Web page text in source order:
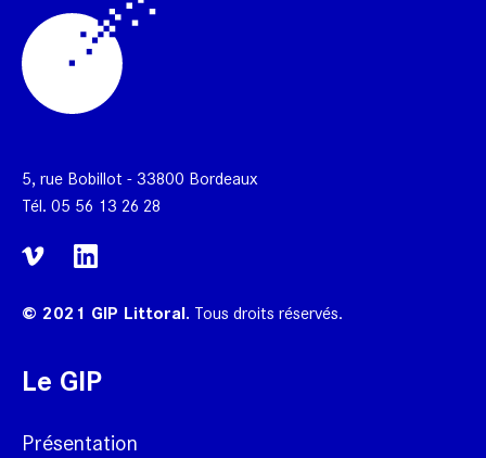
5, rue Bobillot - 33800 Bordeaux
Tél. 05 56 13 26 28
© 2021 GIP Littoral. Tous droits réservés.
Le GIP
Présentation